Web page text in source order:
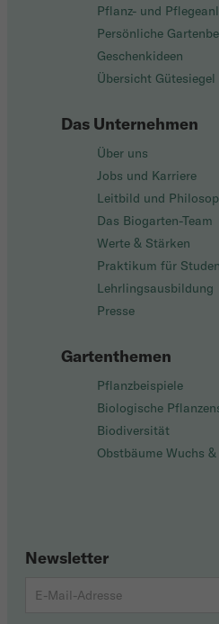
Pflanz- und
Persönliche
Geschenkideen
Übersicht Gütesiegel
Das Unternehmen
Über uns
Jobs und Karriere
Leitbild und
Das Biogarten-Team
Werte & Stärken
Praktikum für
Lehrlingsausbildung
Presse
Gartenthemen
Pflanzbeispiele
Biologische
Biodiversität
Obstbäume Wuchs
Newsletter